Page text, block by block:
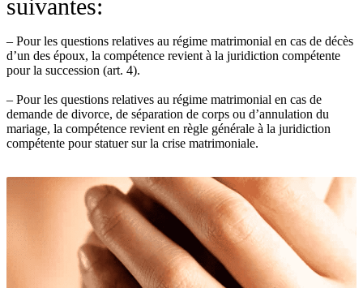
suivantes:
– Pour les questions relatives au régime matrimonial en cas de décès
d’un des époux, la compétence revient à la juridiction compétente
pour la succession (art. 4).
– Pour les questions relatives au régime matrimonial en cas de
demande de divorce, de séparation de corps ou d’annulation du
mariage, la compétence revient en règle générale à la juridiction
compétente pour statuer sur la crise matrimoniale.